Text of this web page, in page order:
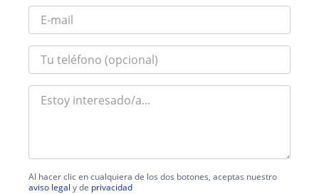
Al hacer clic en cualquiera de los dos botones, aceptas nuestro
aviso legal y de privacidad